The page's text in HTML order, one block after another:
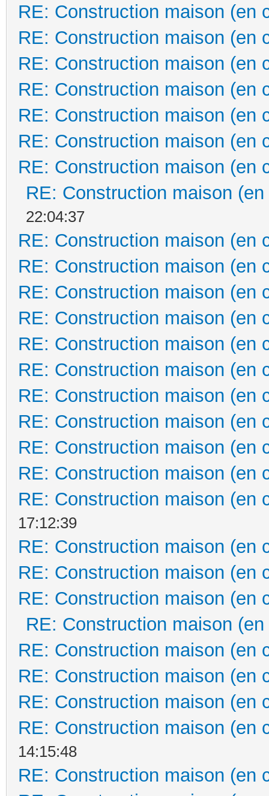
RE: Construction maison (en
RE: Construction maison (en
RE: Construction maison (en
RE: Construction maison (en
RE: Construction maison (en
RE: Construction maison (en
RE: Construction maison (en
RE: Construction maison
22:04:37
RE: Construction maison (en
RE: Construction maison (en
RE: Construction maison (en
RE: Construction maison (en
RE: Construction maison (en
RE: Construction maison (en
RE: Construction maison (en
RE: Construction maison (en
RE: Construction maison (en
RE: Construction maison (en
RE: Construction maison (en
17:12:39
RE: Construction maison (en
RE: Construction maison (en
RE: Construction maison (en
RE: Construction maison
RE: Construction maison (en
RE: Construction maison (en
RE: Construction maison (en
RE: Construction maison (en
14:15:48
RE: Construction maison (en